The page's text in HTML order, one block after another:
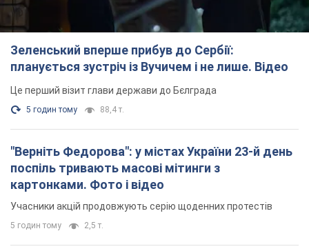
Зеленський вперше прибув до Сербії:
планується зустріч із Вучичем і не лише. Відео
Це перший візит глави держави до Бєлграда
5 годин тому 88,4 т.
"Верніть Федорова": у містах України 23-й день
поспіль тривають масові мітинги з
картонками. Фото і відео
Учасники акцій продовжують серію щоденних протестів
5 годин тому 2,5 т.